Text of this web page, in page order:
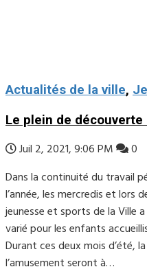
Actualités de la ville,
Le plein de
Juil 2, 2021, 9:06 PM
0
Dans la continuité du travail
l’année, les mercredis et lors
jeunesse et sports de la Ville
varié pour les enfants
Durant ces deux mois d’été,
l’amusement seront à…